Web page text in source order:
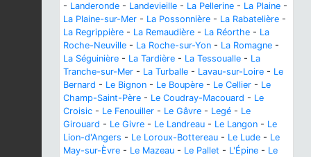
- Landeronde - Landevieille - La Pellerine - La Plaine -
La Plaine-sur-Mer - La Possonnière - La Rabatelière -
La Regrippière - La Remaudière - La Réorthe - La
Roche-Neuville - La Roche-sur-Yon - La Romagne -
La Séguinière - La Tardière - La Tessoualle - La
Tranche-sur-Mer - La Turballe - Lavau-sur-Loire - Le
Bernard - Le Bignon - Le Boupère - Le Cellier - Le
Champ-Saint-Père - Le Coudray-Macouard - Le
Croisic - Le Fenouiller - Le Gâvre - Legé - Le
Girouard - Le Givre - Le Landreau - Le Langon - Le
Lion-d'Angers - Le Loroux-Bottereau - Le Lude - Le
May-sur-Èvre - Le Mazeau - Le Pallet - L'Épine - Le